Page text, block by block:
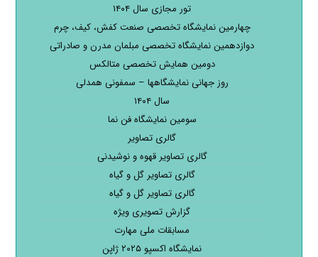
تور مجازی سال ۱۴۰۴
چهارمین نمایشگاه تخصصی صنعت کفش، کیف، چرم
دوازدهمین نمایشگاه تخصصی مبلمان مدرن و صادراتی
دومین همایش تخصصی متالکس
روز جهانی نمایشگاهها – سمفونی همدلی
سال ۱۴۰۴
سومین نمایشگاه فن نما
گالری تصاویر
گالری تصاویر قهوه و نوشیدنی
گالری تصاویر گل و گیاه
گالری تصاویر گل و گیاه
گزارش تصویری ویژه
مسابقات ملی مهارت
نمایشگاه اکسپو ۲۰۲۵ ژاپن